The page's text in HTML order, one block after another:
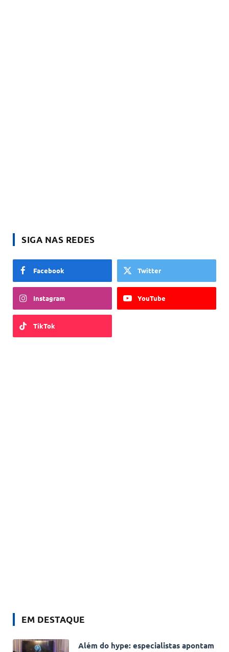
SIGA NAS REDES
Facebook Twitter
Instagram YouTube
TikTok
EM DESTAQUE
Além do hype: especialistas apontam